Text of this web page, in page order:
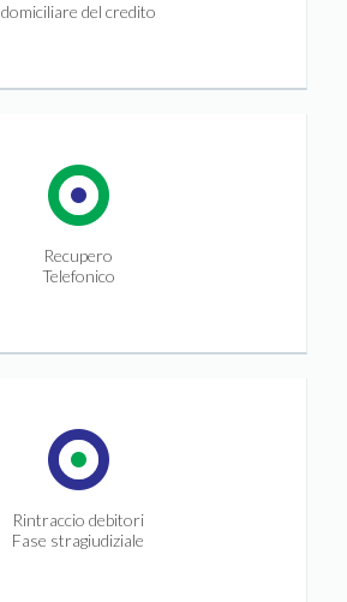
domiciliare del credito
Recupero
Telefonico
Rintraccio debitori
Fase stragiudiziale